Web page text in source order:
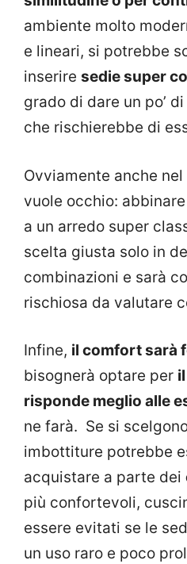
ambiente molto
e lineari, si potrebbe
inserire sedie super
grado di dare un po’
che rischierebbe di
Ovviamente anche
vuole occhio:
a un arredo super
scelta giusta solo in
combinazioni e sarà
rischiosa da valutare
Infine, il comfort sarà
bisognerà optare per
risponde meglio alle
ne farà. Se si
imbottiture potrebbe
acquistare a parte dei
più confortevoli,
essere evitati se le
un uso raro e poco